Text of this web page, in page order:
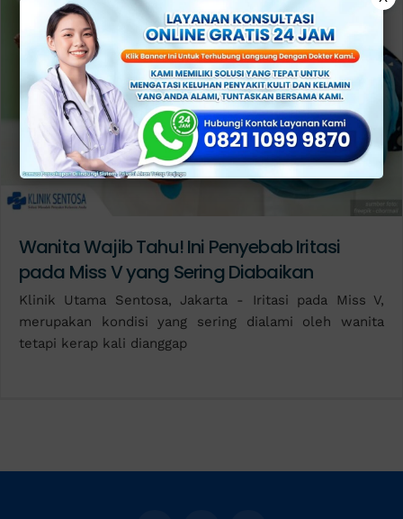
Wanita Wajib Tahu! Ini Penyebab Iritasi
pada Miss V yang Sering Diabaikan
Klinik Utama Sentosa, Jakarta - Iritasi pada Miss V,
merupakan kondisi yang sering dialami oleh wanita
tetapi kerap kali dianggap